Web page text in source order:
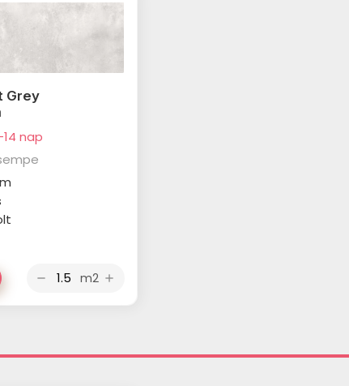
Grey
nap
remove m2 add